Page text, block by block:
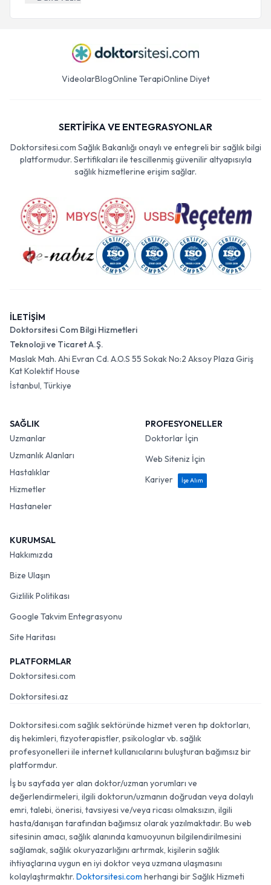
VideolarBlogOnline TerapiOnline Diyet
SERTİFİKA VE ENTEGRASYONLAR
Doktorsitesi.com Sağlık Bakanlığı onaylı ve entegreli bir sağlık bilgi
platformudur. Sertifikaları ile tescillenmiş güvenilir altyapısıyla
sağlık hizmetlerine erişim sağlar.
İLETİŞİM
Doktorsitesi Com Bilgi Hizmetleri
Teknoloji ve Ticaret A.Ş.
Maslak Mah. Ahi Evran Cd. A.O.S 55 Sokak No:2 Aksoy Plaza Giriş
Kat Kolektif House
İstanbul, Türkiye
SAĞLIK
Uzmanlar
Uzmanlık Alanları
Hastalıklar
Hizmetler
Hastaneler
PROFESYONELLER
Doktorlar İçin
Web Siteniz İçin
Kariyer
İşe Alım
KURUMSAL
Hakkımızda
Bize Ulaşın
Gizlilik Politikası
Google Takvim Entegrasyonu
Site Haritası
PLATFORMLAR
Doktorsitesi.com
Doktorsitesi.az
Doktorsitesi.com sağlık sektöründe hizmet veren tıp doktorları,
diş hekimleri, fizyoterapistler, psikologlar vb. sağlık
profesyonelleri ile internet kullanıcılarını buluşturan bağımsız bir
platformdur.
İş bu sayfada yer alan doktor/uzman yorumları ve
değerlendirmeleri, ilgili doktorun/uzmanın doğrudan veya dolaylı
emri, talebi, önerisi, tavsiyesi ve/veya ricası olmaksızın, ilgili
hasta/danışan tarafından bağımsız olarak yazılmaktadır. Bu web
sitesinin amacı, sağlık alanında kamuoyunun bilgilendirilmesini
sağlamak, sağlık okuryazarlığını artırmak, kişilerin sağlık
ihtiyaçlarına uygun en iyi doktor veya uzmana ulaşmasını
kolaylaştırmaktır. Doktorsitesi.com herhangi bir Sağlık Hizmeti